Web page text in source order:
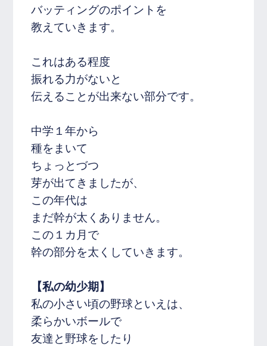
バッティングのポイントを
教えていきます。
これはある程度
振れる力がないと
伝えることが出来ない部分です。
中学１年から
種をまいて
ちょっとづつ
芽が出てきましたが、
この年代は
まだ幹が太くありません。
この１カ月で
幹の部分を太くしていきます。
【私の幼少期】
私の小さい頃の野球といえは、
柔らかいボールで
友達と 野球をしたり